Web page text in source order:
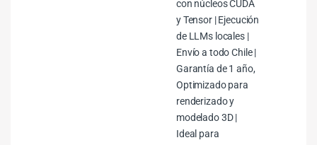
con núcleos CUDA
y Tensor | Ejecución
de LLMs locales |
Envío a todo Chile |
Garantía de 1 año,
Optimizado para
renderizado y
modelado 3D |
Ideal para